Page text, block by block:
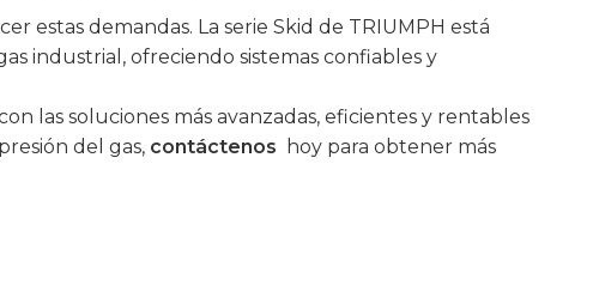
estas demandas. La serie Skid de TRIUMPH está
industrial, ofreciendo sistemas confiables y
las soluciones más avanzadas, eficientes y rentables
del gas, contáctenos
hoy para obtener más